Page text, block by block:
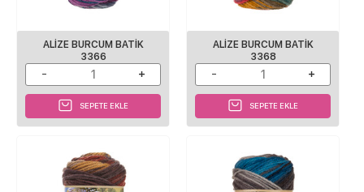
ALİZE BURCUM BATİK
3366
SEPETE EKLE
ALİZE BURCUM BATİK
3368
SEPETE EKLE